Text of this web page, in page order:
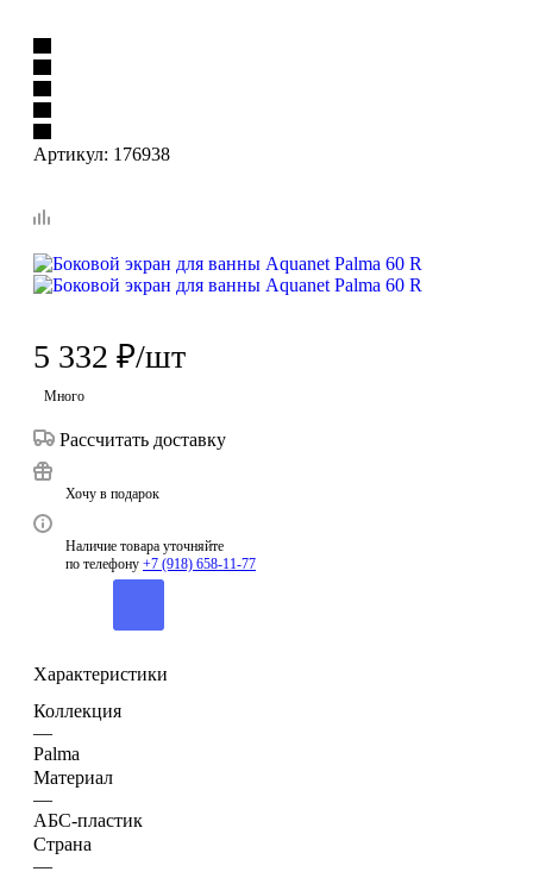
Артикул: 176938
5 332 ₽/шт
Много
Рассчитать доставку
Хочу в подарок
Наличие товара уточняйте
по телефону +7 (918) 658-11-77
Характеристики
Коллекция
—
Palma
Материал
—
АБС-пластик
Страна
—